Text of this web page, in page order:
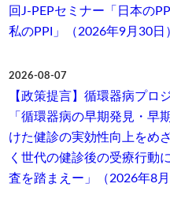
回J-PEPセミナー「日本の
私のPPI」（2026年9月30日
2026-08-07
【政策提言】循環器病プロ
「循環器病の早期発見・早
けた健診の実効性向上をめ
く世代の健診後の受療行動
査を踏まえー」（2026年8月